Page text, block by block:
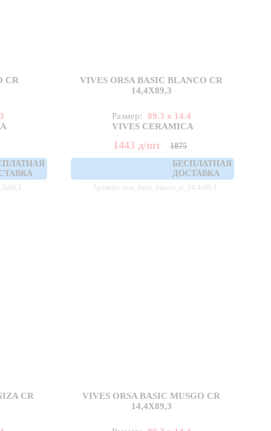
CR
VIVES ORSA BASIC BLANCO CR
14,4X89,3
Размер:
89.3 x 14.4
VIVES CERAMICA
1443 д/шт
1875
БЕСПЛАТНАЯ
ДОСТАВКА
Артикул: orsa_basic_blanco_cr_14,4x89,3
CR
VIVES ORSA BASIC MUSGO CR
14,4X89,3